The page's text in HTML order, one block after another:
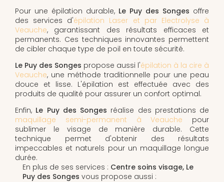
Pour une épilation durable, Le Puy des Songes offre
des services d'épilation Laser et par Electrolyse à
Veauche, garantissant des résultats efficaces et
permanents. Ces techniques innovantes permettent
de cibler chaque type de poil en toute sécurité.
Le Puy des Songes propose aussi l'épilation à la cire à
Veauche, une méthode traditionnelle pour une peau
douce et lisse. L'épilation est effectuée avec des
produits de qualité pour assurer un confort optimal.
Enfin, Le Puy des Songes réalise des prestations de
maquillage semi-permanent à Veauche pour
sublimer le visage de manière durable. Cette
technique permet d'obtenir des résultats
impeccables et naturels pour un maquillage longue
durée.
En plus de ses services : Centre soins visage, Le
Puy des Songes vous propose aussi :